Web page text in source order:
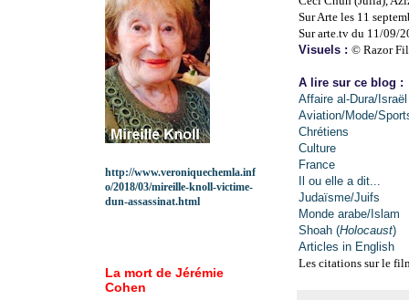
Sur Arte les 11
Sur arte.tv du 11/09/
Visuels : © Razor
A lire sur ce blog :
Affaire al-Dura/Israël
Aviation/Mode/
Chrétiens
Culture
France
Il ou elle a dit...
Judaïsme/Juifs
Monde arabe/Islam
Shoah (Holocaust)
Articles in English
Les citations sur le
http://www.veroniquechemla.inf
o/2018/03/mireille-knoll-victime-
dun-assassinat.html
La mort de Jérémie
Cohen